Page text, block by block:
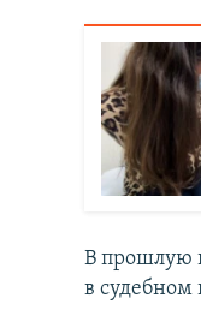
В прошлую
в судебном